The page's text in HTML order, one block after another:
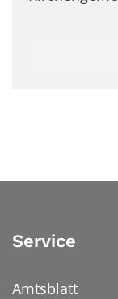
Service
Amtsblatt